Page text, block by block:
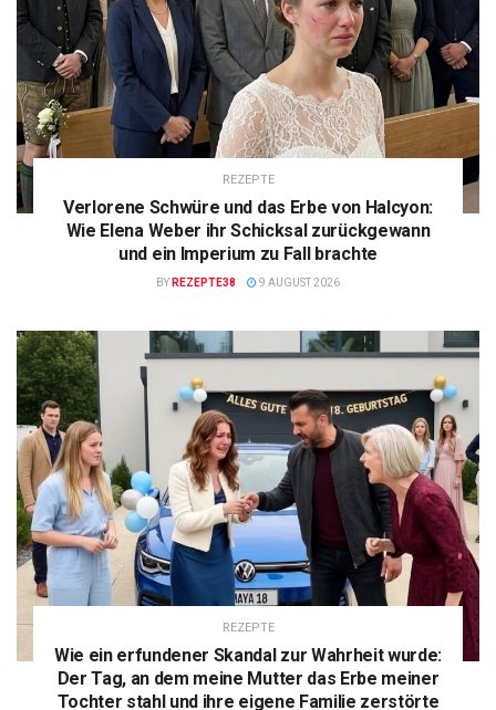
REZEPTE
Verlorene Schwüre und das Erbe von Halcyon:
Wie Elena Weber ihr Schicksal zurückgewann
und ein Imperium zu Fall brachte
BY REZEPTE38 9 AUGUST 2026
REZEPTE
Wie ein erfundener Skandal zur Wahrheit wurde:
Der Tag, an dem meine Mutter das Erbe meiner
Tochter stahl und ihre eigene Familie zerstörte